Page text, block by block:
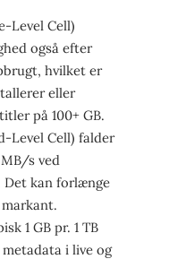
Level Cell)
også efter
hvilket er
eller
på 100+ GB.
Level Cell) falder
s ved
Det kan forlænge
1 GB pr. 1 TB
i live og